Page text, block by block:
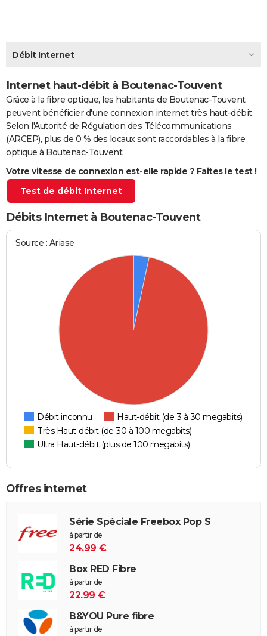
CARTE DE VOEUX
Carte de Noël
Carte Bonne année
Carte Saint-Valentin
Carte Pâques
Carte d'anniversaire
DICTIONNAIRE
PROGRAMME TV
COPAINS D'AVANT
S'inscrire
Se connecter
Lycées
Collèges
Primaires
Universités
Entreprises
Service militaire
Avis de recherche
Bricolage
Lifestyle
Culture
Sport
Auto
Television
Voyage
Cinema
Débit Internet
Internet haut-débit à Boutenac-Touvent
Grâce à la fibre optique, les habitants de Boutenac-Touvent
peuvent bénéficier d'une connexion internet très haut-débit.
Selon l'Autorité de Régulation des Télécommunications
(ARCEP), plus de 0 % des locaux sont raccordables à la fibre
optique à Boutenac-Touvent.
Votre vitesse de connexion est-elle rapide ? Faites le test !
Test de débit Internet
Débits Internet à Boutenac-Touvent
Source : Ariase
Débit inconnu
Haut-débit (de 3 à 30 megabits)
Très Haut-débit (de 30 à 100 megabits)
Ultra Haut-débit (plus de 100 megabits)
Offres internet
Série Spéciale Freebox Pop S
à partir de
24.99 €
Box RED Fibre
à partir de
22.99 €
B&YOU Pure fibre
à partir de